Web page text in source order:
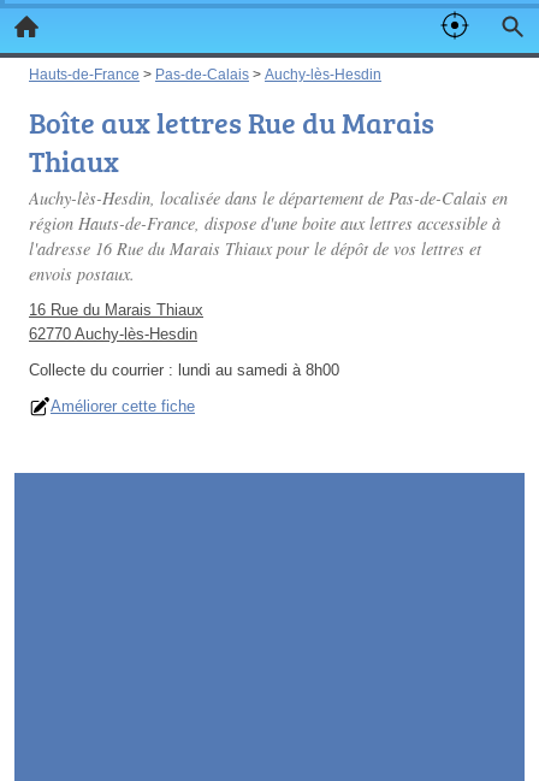
Hauts-de-France > Pas-de-Calais > Auchy-lès-Hesdin
Boîte aux lettres Rue du Marais
Thiaux
Auchy-lès-Hesdin, localisée dans le département de Pas-de-Calais en
région Hauts-de-France, dispose d'une boite aux lettres accessible à
l'adresse 16 Rue du Marais Thiaux pour le dépôt de vos lettres et
envois postaux.
16 Rue du Marais Thiaux
62770 Auchy-lès-Hesdin
Collecte du courrier : lundi au samedi à 8h00
Améliorer cette fiche